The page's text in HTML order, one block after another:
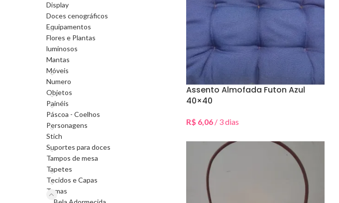
Display
Doces cenográficos
Equipamentos
Flores e Plantas
luminosos
Mantas
Móveis
Numero
Objetos
Painéis
Páscoa - Coelhos
Personagens
Stich
Suportes para doces
Tampos de mesa
Tapetes
Tecidos e Capas
Temas
Assento Almofada Futon Azul
40×40
R$ 6,06 / 3 dias